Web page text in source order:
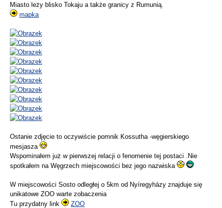
Miasto leży blisko Tokaju a także granicy z Rumunią.
mapka
Ostanie zdjęcie to oczywiście pomnik Kossutha -węgierskiego
mesjasza
Wspominałem już w pierwszej relacji o fenomenie tej postaci .Nie
spotkałem na Węgrzech miejscowości bez jego nazwiska
W miejscowości Sosto odległej o 5km od Nyíregyházy znajduje się
unikatowe ZOO warte zobaczenia
Tu przydatny link
ZOO